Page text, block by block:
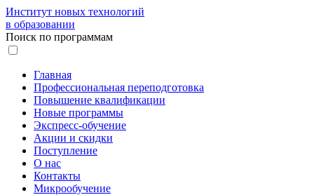
Институт новых технологий
в образовании
Поиск по программам
Главная
Профессиональная переподготовка
Повышение квалификации
Новые программы
Экспресс-обучение
Акции и скидки
Поступление
О нас
Контакты
Микрообучение